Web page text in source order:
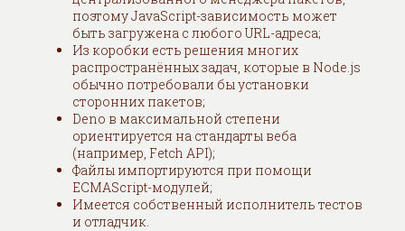
поэтому JavaScript-зависимость может
быть загружена с любого URL-адреса;
Из коробки есть решения многих
распространённых задач, которые в Node.js
обычно потребовали бы установки
сторонних пакетов;
Deno в максимальной степени
ориентируется на стандарты веба
(например, Fetch API);
Файлы импортируются при помощи
ECMAScript-модулей;
Имеется собственный исполнитель тестов
и отладчик.